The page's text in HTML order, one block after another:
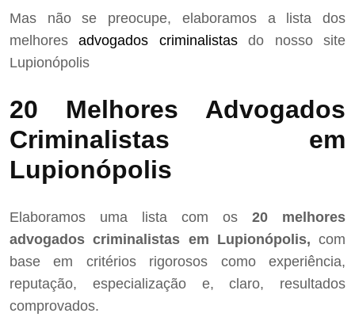
Mas não se preocupe, elaboramos a lista dos
melhoresadvogados criminalistasdo nosso site
Lupionópolis
20 Melhores Advogados
Criminalistas em
Lupionópolis
Elaboramos uma lista com os 20 melhores
advogados criminalistas em Lupionópolis, com
base em critérios rigorosos como experiência,
reputação, especialização e, claro, resultados
comprovados.